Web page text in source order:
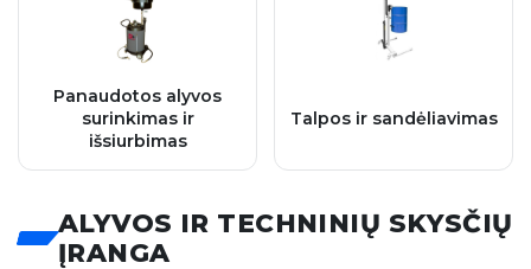
Panaudotos alyvos
surinkimas ir
išsiurbimas
Talpos ir sandėliavimas
ALYVOS IR TECHNINIŲ SKYSČIŲ
ĮRANGA